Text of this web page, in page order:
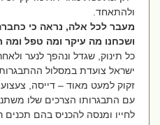
ולהתאחד.
מעבר לכל אלה, נראה כי כחברה
ושכחנו מה עיקר ומה טפל ומה
כל תינוק, שגדל ונהפך לנער
ישראל צועדת במסלול ההתבגרות
זקוק למעט מאוד – דייסה,
עם התבגרותו הצרכים שלו
לחייו ומנסה להכניס בהם תכנים